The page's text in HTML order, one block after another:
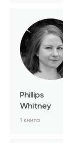
Phillips
Whitney
1 книга